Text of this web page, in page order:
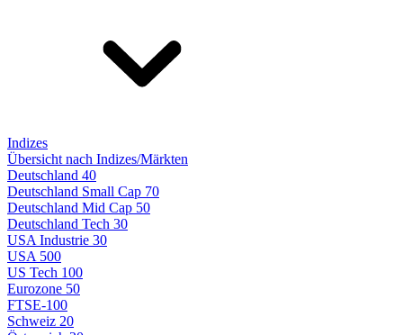
Indizes
Übersicht nach Indizes/Märkten
Deutschland 40
Deutschland Small Cap 70
Deutschland Mid Cap 50
Deutschland Tech 30
USA Industrie 30
USA 500
US Tech 100
Eurozone 50
FTSE-100
Schweiz 20